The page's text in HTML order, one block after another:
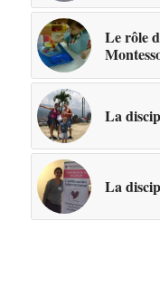
Le rôle
La
La